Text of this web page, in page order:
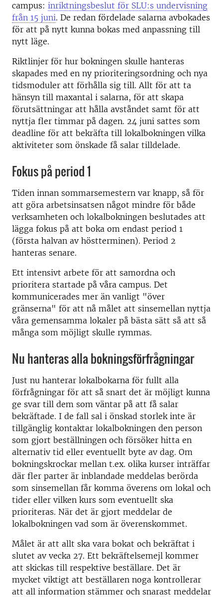
campus: inriktningsbeslut för SLU:s undervisning
från 15 juni. De redan fördelade salarna avbokades
för att på nytt kunna bokas med anpassning till
nytt läge.
Riktlinjer för hur bokningen skulle hanteras
skapades med en ny prioriteringsordning och nya
tidsmoduler att förhålla sig till. Allt för att ta
hänsyn till maxantal i salarna, för att skapa
förutsättningar att hålla avståndet samt för att
nyttja fler timmar på dagen. 24 juni sattes som
deadline för att bekräfta till lokalbokningen vilka
aktiviteter som önskade få salar tilldelade.
Fokus på period 1
Tiden innan sommarsemestern var knapp, så för
att göra arbetsinsatsen något mindre för både
verksamheten och lokalbokningen beslutades att
lägga fokus på att boka om endast period 1
(första halvan av höstterminen). Period 2
hanteras senare.
Ett intensivt arbete för att samordna och
prioritera startade på våra campus. Det
kommunicerades mer än vanligt "över
gränserna" för att nå målet att sinsemellan nyttja
våra gemensamma lokaler på bästa sätt så att så
många som möjligt skulle rymmas.
Nu hanteras alla bokningsförfrågningar
Just nu hanterar lokalbokarna för fullt alla
förfrågningar för att så snart det är möjligt kunna
ge svar till dem som väntar på att få salar
bekräftade. I de fall sal i önskad storlek inte är
tillgänglig kontaktar lokalbokningen den person
som gjort beställningen och försöker hitta en
alternativ tid eller eventuellt byte av dag. Om
bokningskrockar mellan t.ex. olika kurser inträffar
där fler parter är inblandade meddelas berörda
som sinsemellan får komma överens om lokal och
tider eller vilken kurs som eventuellt ska
prioriteras. När det är gjort meddelar de
lokalbokningen vad som är överenskommet.
Målet är att allt ska vara bokat och bekräftat i
slutet av vecka 27. Ett bekräftelsemejl kommer
att skickas till respektive beställare. Det är
mycket viktigt att beställaren noga kontrollerar
att all information stämmer och snarast meddelar